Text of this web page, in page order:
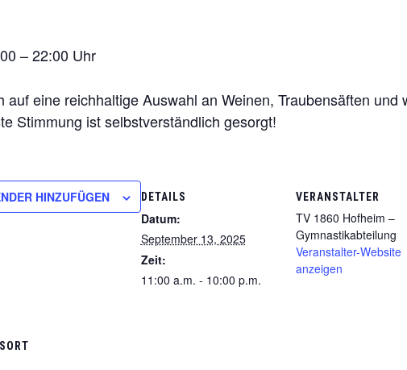
– 22:00 Uhr
auf eine reichhaltige Auswahl an Weinen, Traubensäften
Stimmung ist selbstverständlich gesorgt!
HINZUFÜGEN DETAILS
Datum:
September 13, 2025
Zeit:
11:00 a.m. - 10:00 p.m.
VERANSTALTER
TV 1860 Hofheim –
Gymnastikabteilung
Veranstalter-Website
anzeigen